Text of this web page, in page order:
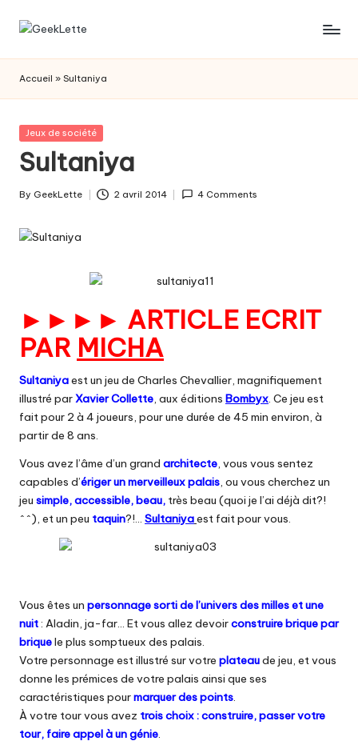
Skip
G
e
e
k
L
e
t
t
les
de
société
Accueil » Sultaniya
Posted
Jeux de société
Sultaniya
Posted
By GeekLette 2 avril 2014 4 Comments
►►►► ARTICLE ECRIT
PAR MICHA
Sultaniyaest un jeu de Charles Chevallier, magnifiquement
illustré parXavier Collette, aux éditions Bombyx. Ce jeu est
fait pour 2 à 4 joueurs, pour une durée de 45 min environ, à
partir de 8 ans.
Vous avez l’âme d’un grand architecte, vous vous sentez
capables d’ériger un merveilleux palais, ou vous cherchez un
jeu simple, accessible, beau, très beau (quoi je l’ai déjà dit?!
^^), et un peu taquin?!… Sultaniyaest fait pour vous.
Vous êtes un personnage sorti de l’univers des milles et une
nuit: Aladin, ja-far… Et vous allez devoirconstruire brique par
briquele plus somptueux des palais.
Votre personnage est illustré sur votre plateaude jeu, et vous
donne les prémices de votre palais ainsi que ses
caractéristiques pourmarquer des points.
À votre tour vous avez trois choix : construire, passer votre
tour, faire appel à un génie.